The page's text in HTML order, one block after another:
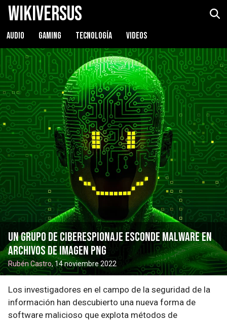
WikiVersus
AUDIO GAMING TECNOLOGÍA VIDEOS
Un grupo de ciberespionaje esconde malware en
archivos de imagen PNG
Rubén Castro, 14 noviembre 2022
Los investigadores en el campo de la seguridad de la
información han descubierto una nueva forma de
software malicioso que explota métodos de